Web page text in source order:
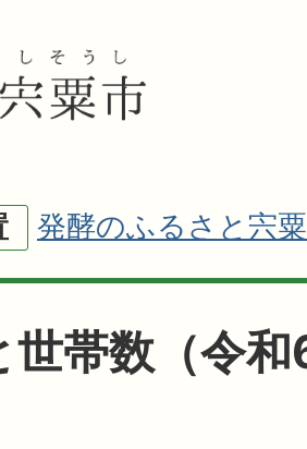
発酵のふるさと宍粟
世帯数（令